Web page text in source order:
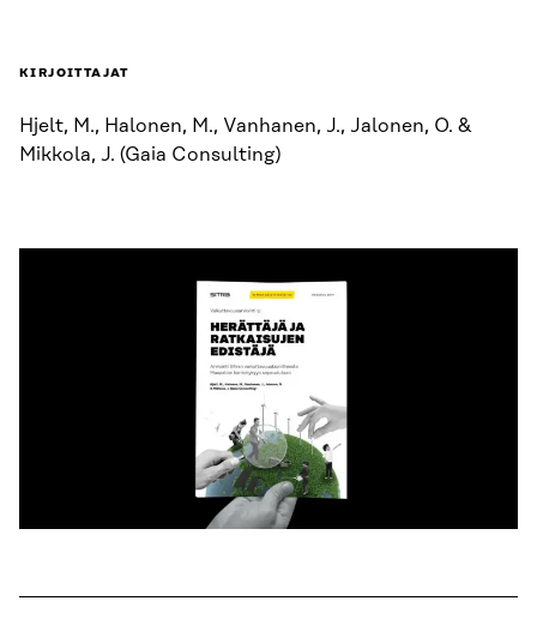
KIRJOITTAJAT
Hjelt, M., Halonen, M., Vanhanen, J., Jalonen, O. &
Mikkola, J. (Gaia Consulting)